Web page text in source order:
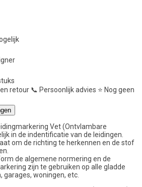
retour 📞 Persoonlijk advies ⭐ Nog geen
Vet (Ontvlambare
in de indentificatie van de leidingen.
om de richting te herkennen en de stof
de algemene normering en de
zijn te gebruiken op alle gladde
garages, woningen, etc.